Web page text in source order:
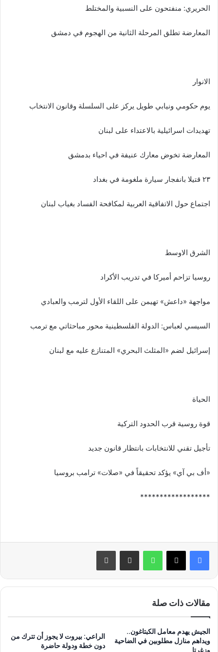
الحريري: منفتحون على النسبية والمختلط
المعارضة تطلق المرحلة الثانية من الهجوم في دمشق
الانوار
يوم حكومي ونيابي طويل يركز على السلسلة وقانون الانتخاب
تهديدات اسرائيلية بالاعتداء على لبنان
المعارضة تخوض معارك عنيفة في احياء بدمشق
٢٣ قتيلا بانفجار سيارة ملغومة في بغداد
اجتماع حول الاتفاقية العربية لمكافحة الفساد بغياب لبنان
الشرق الاوسط
روسيا تزاحم أميركا في تدريب الأكراد
مواجهة «داعش» تهيمن على اللقاء الأول لترمب والعبادي
السيسي لعباس: الدولة الفلسطينية محور مباحثاتي مع ترمب
إسرائيل لضم «المثلث البحري» المتنازع عليه مع لبنان
الحياة
قوة روسية قرب الحدود التركية
تأجيل تقني للانتخابات بانتظار قانون جديد
«أف بي آي» يؤكد تحقيقاً في «صلات» ترامب بروسيا
******************
واتساب مشاركة عبر البريد طباعة
مقالات ذات صلة
الجيش يهدم معامل الكبتاغون..
ويداهم منازل مطلوبين في الضاحية
وزغرتا
الراعي: بيروت لا يجوز أن تترك من
دون خطة ودولة حاضرة